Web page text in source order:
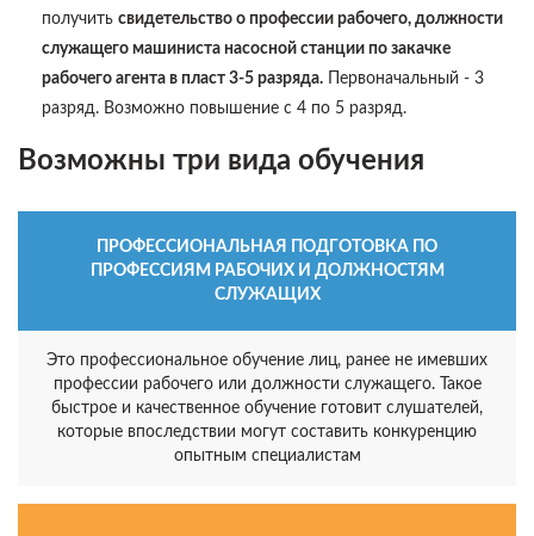
получить свидетельство о профессии рабочего, должности
служащего машиниста насосной станции по закачке
рабочего агента в пласт 3-5 разряда. Первоначальный - 3
разряд. Возможно повышение с 4 по 5 разряд.
Возможны три вида обучения
ПРОФЕССИОНАЛЬНАЯ ПОДГОТОВКА ПО
ПРОФЕССИЯМ РАБОЧИХ И ДОЛЖНОСТЯМ
СЛУЖАЩИХ
Это профессиональное обучение лиц, ранее не имевших
профессии рабочего или должности служащего. Такое
быстрое и качественное обучение готовит слушателей,
которые впоследствии могут составить конкуренцию
опытным специалистам